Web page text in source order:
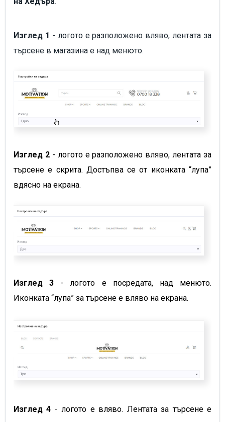
Изглед 1 - логото е разположено вляво, лентата за
търсене в магазина е над менюто.
Изглед 2- логото е разположено вляво, лентата за
търсене е скрита. Достъпва се от иконката “лупа”
вдясно на екрана.
Изглед 3 - логото е посредата, над менюто.
Иконката “лупа” за търсене е вляво на екрана.
Изглед 4 - логото е вляво. Лентата за търсене е